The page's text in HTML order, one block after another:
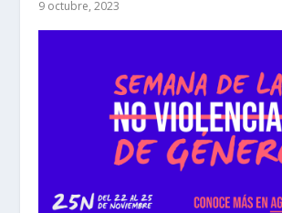
9 octubre, 2023